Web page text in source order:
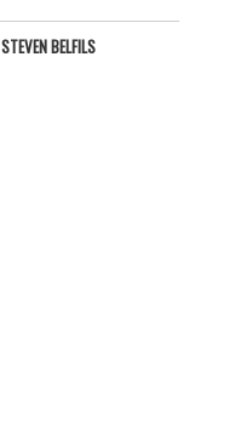
STEVEN BELFILS